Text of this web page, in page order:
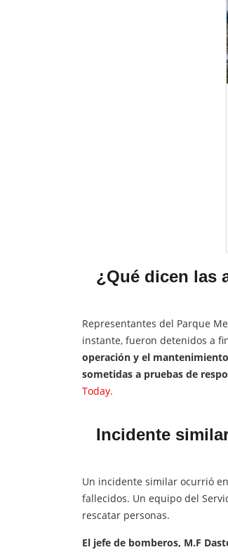
¿Qué dicen las
Representantes del Parque
instante, fueron detenidos a
operación y el
sometidas a pruebas de
Today.
Incidente
Un incidente similar ocurrió
fallecidos. Un equipo del
rescatar personas.
El jefe de bomberos, M.F